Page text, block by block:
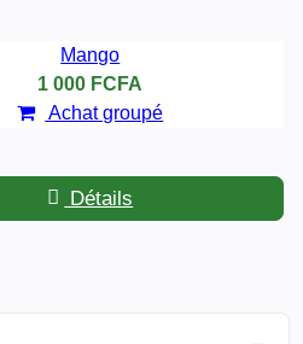
Mango
1 000 FCFA
Achat groupé
Détails